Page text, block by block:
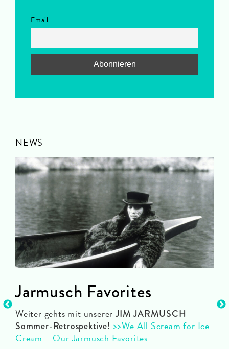
Email
NEWS
Jarmusch Favorites
Weiter gehts mit unsererJIM JARMUSCH
Sommer-Retrospektive! >>We All Scream for Ice
Cream – Our Jarmusch Favorites